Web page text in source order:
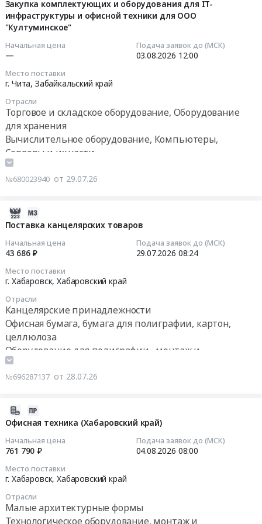
Закупка комплектующих и оборудования для IT-
инфраструктуры и офисной техники для ООО
"Култуминское"
Начальная цена
—
Подача заявок до (МСК)
03.08.2026 12:00
Место поставки
г. Чита, Забайкальский край
Отрасли
Торговое и складское оборудование, Оборудование
для хранения
Вычислительное оборудование, Компьютеры,
Серверы и их части
Услуги Интернет, передачи данных, местной
телефонной связи
Оборудование связи
Оборудование для полиграфии , монтаж и
обслуживание
Вентиляционное оборудование и материалы
№680023940 от 29.07.26
Поставка канцелярских товаров
Начальная цена
43 686 ₽
Подача заявок до (МСК)
29.07.2026 08:24
Место поставки
г. Хабаровск,Хабаровский край
Отрасли
Канцелярские принадлежности
Офисная бумага, бумага для полиграфии, картон,
целлюлоза
Оборудование для полиграфии , монтаж и
обслуживание
Полимерные, фторопластовые и другие пластиковые
№696287137 от 28.07.26
Офисная техника (Хабаровский край)
Начальная цена
761 790 ₽
Подача заявок до (МСК)
04.08.2026 08:00
Место поставки
г. Хабаровск,Хабаровский край
Отрасли
Малые архитектурные формы
Технологическое оборудование, монтаж и